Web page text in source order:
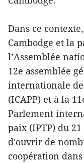
Dans ce
Cambodge et la
l’Assemblée
12e assemblée
internationale
(ICAPP) et à la
Parlement
paix (IPTP) du
d'ouvrir de
coopération